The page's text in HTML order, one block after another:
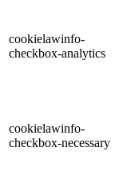
cookielawinfo-
checkbox-analytics
cookielawinfo-
checkbox-necessary